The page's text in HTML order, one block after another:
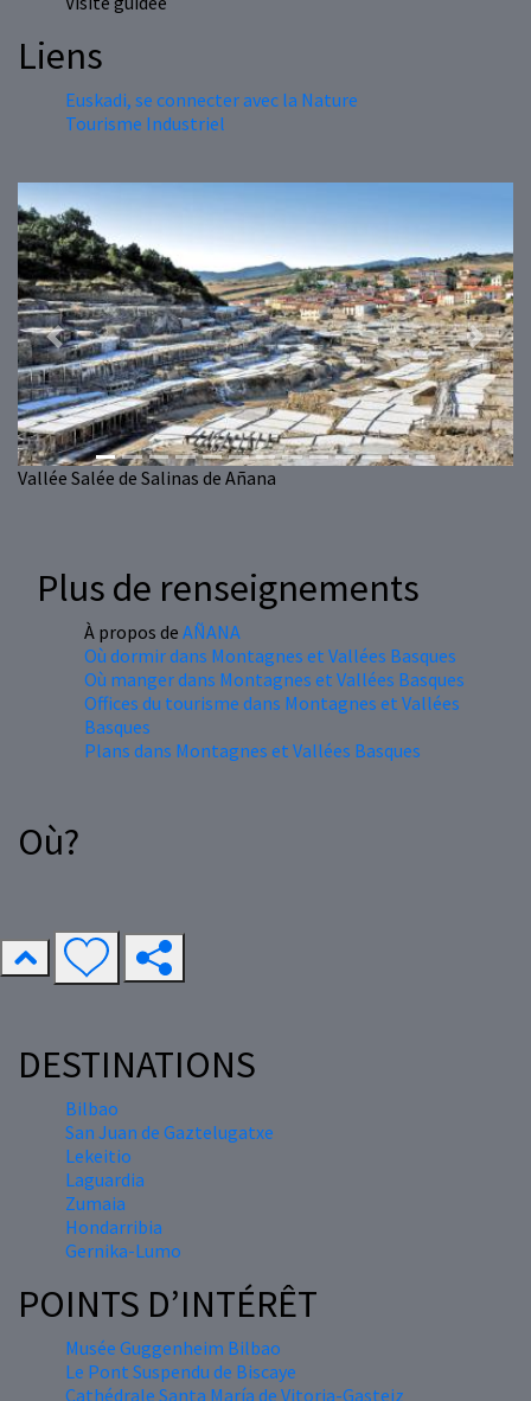
Liens
Euskadi, se connecter avec la Nature
Tourisme Industriel
Vallée Salée de Salinas de Añana
Previous Next
Plus de renseignements
À propos de AÑANA
Où dormir dans Montagnes et Vallées Basques
Où manger dans Montagnes et Vallées Basques
Offices du tourisme dans Montagnes et Vallées
Basques
Plans dans Montagnes et Vallées Basques
Où?
DESTINATIONS
Bilbao
San Juan de Gaztelugatxe
Lekeitio
Laguardia
Zumaia
Hondarribia
Gernika-Lumo
POINTS D’INTÉRÊT
Musée Guggenheim Bilbao
Le Pont Suspendu de Biscaye
Cathédrale Santa María de Vitoria-Gasteiz